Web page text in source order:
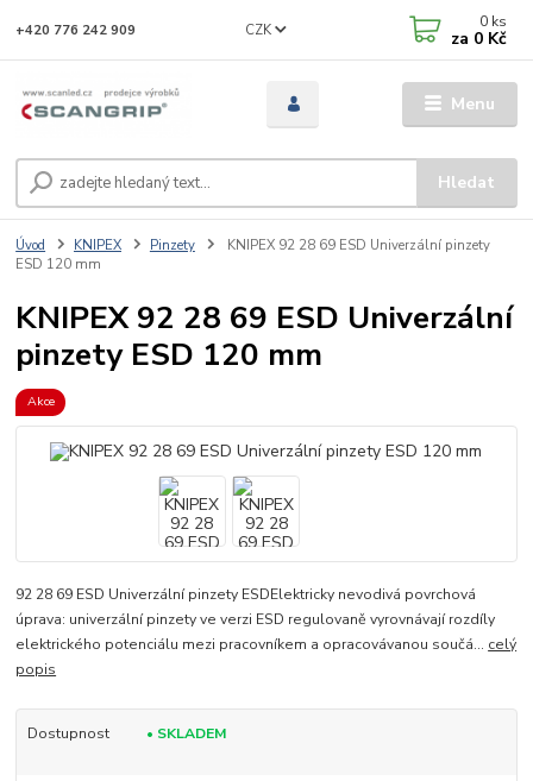
Menu
CZK
Hledat
+420 776 242 909 0 ks
za 0 Kč
Úvod KNIPEX Pinzety
KNIPEX 92 28 69 ESD Univerzální pinzety
ESD 120 mm
KNIPEX 92 28 69 ESD Univerzální
pinzety ESD 120 mm
Akce
92 28 69 ESD Univerzální pinzety ESDElektricky nevodivá povrchová
úprava: univerzální pinzety ve verzi ESD regulovaně vyrovnávají rozdíly
elektrického potenciálu mezi pracovníkem a opracovávanou součá... celý
popis
Dostupnost • SKLADEM